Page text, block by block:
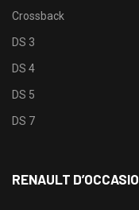
Crossback
DS 3
DS 4
DS 5
DS 7
RENAULT